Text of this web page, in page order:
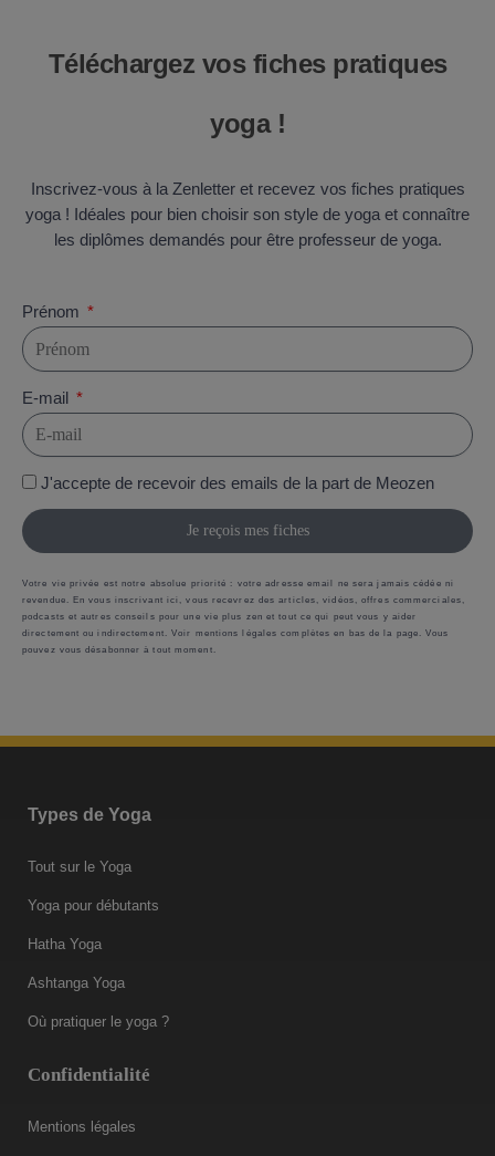
Téléchargez vos fiches pratiques
yoga !
Inscrivez-vous à la Zenletter et recevez vos fiches pratiques
yoga ! Idéales pour bien choisir son style de yoga et connaître
les diplômes demandés pour être professeur de yoga.
Prénom
E-mail
J'accepte de recevoir des emails de la part de Meozen
Je reçois mes fiches
Votre vie privée est notre absolue priorité : votre adresse email ne sera jamais cédée ni
revendue. En vous inscrivant ici, vous recevrez des articles, vidéos, offres commerciales,
podcasts et autres conseils pour une vie plus zen et tout ce qui peut vous y aider
directement ou indirectement. Voir mentions légales complètes en bas de la page. Vous
pouvez vous désabonner à tout moment.
Types de Yoga
Tout sur le Yoga
Yoga pour débutants
Hatha Yoga
Ashtanga Yoga
Où pratiquer le yoga ?
Confidentialité
Mentions légales